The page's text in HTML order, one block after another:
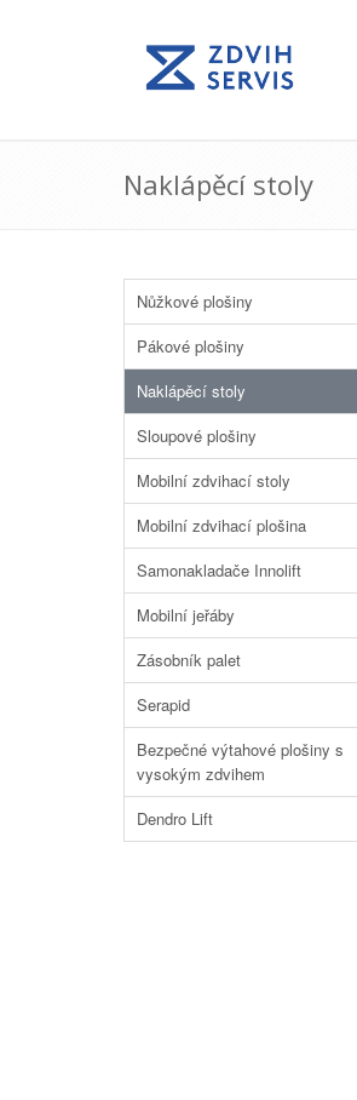
Naklápěcí stoly
Nůžkové plošiny
Pákové plošiny
Naklápěcí stoly
Sloupové plošiny
Mobilní zdvihací stoly
Mobilní zdvihací plošina
Samonakladače Innolift
Mobilní jeřáby
Zásobník palet
Serapid
Bezpečné výtahové plošiny s
vysokým zdvihem
Dendro Lift